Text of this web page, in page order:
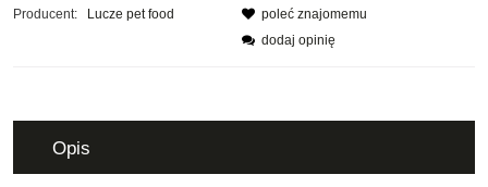
Producent:
Lucze pet food
poleć znajomemu
dodaj opinię
Opis